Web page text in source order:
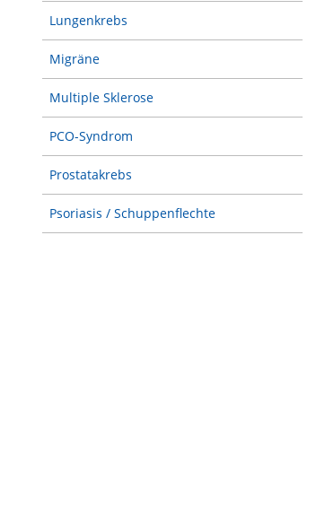
Lungenkrebs
Migräne
Multiple Sklerose
PCO-Syndrom
Prostatakrebs
Psoriasis / Schuppenflechte